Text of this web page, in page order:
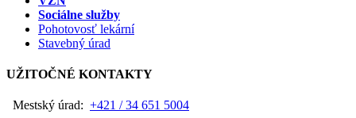
Sociálne služby
Pohotovosť lekární
Stavebný úrad
UŽITOČNÉ KONTAKTY
Mestský úrad: +421 / 34 651 5004